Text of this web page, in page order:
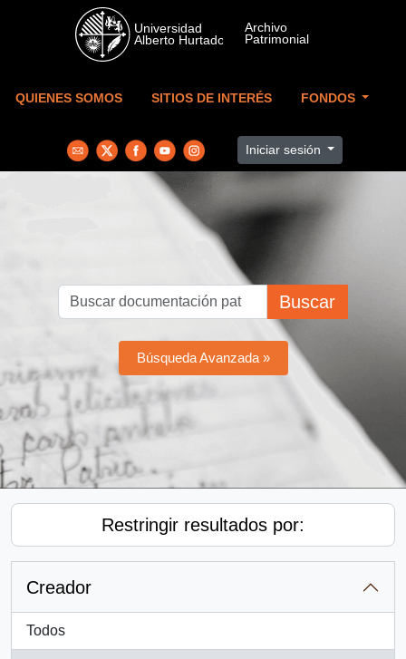
Skip to main content
QUIENES SOMOS SITIOS DE INTERÉS FONDOS
Iniciar sesión
Buscar
Búsqueda Avanzada »
Restringir resultados por:
Creador
Todos